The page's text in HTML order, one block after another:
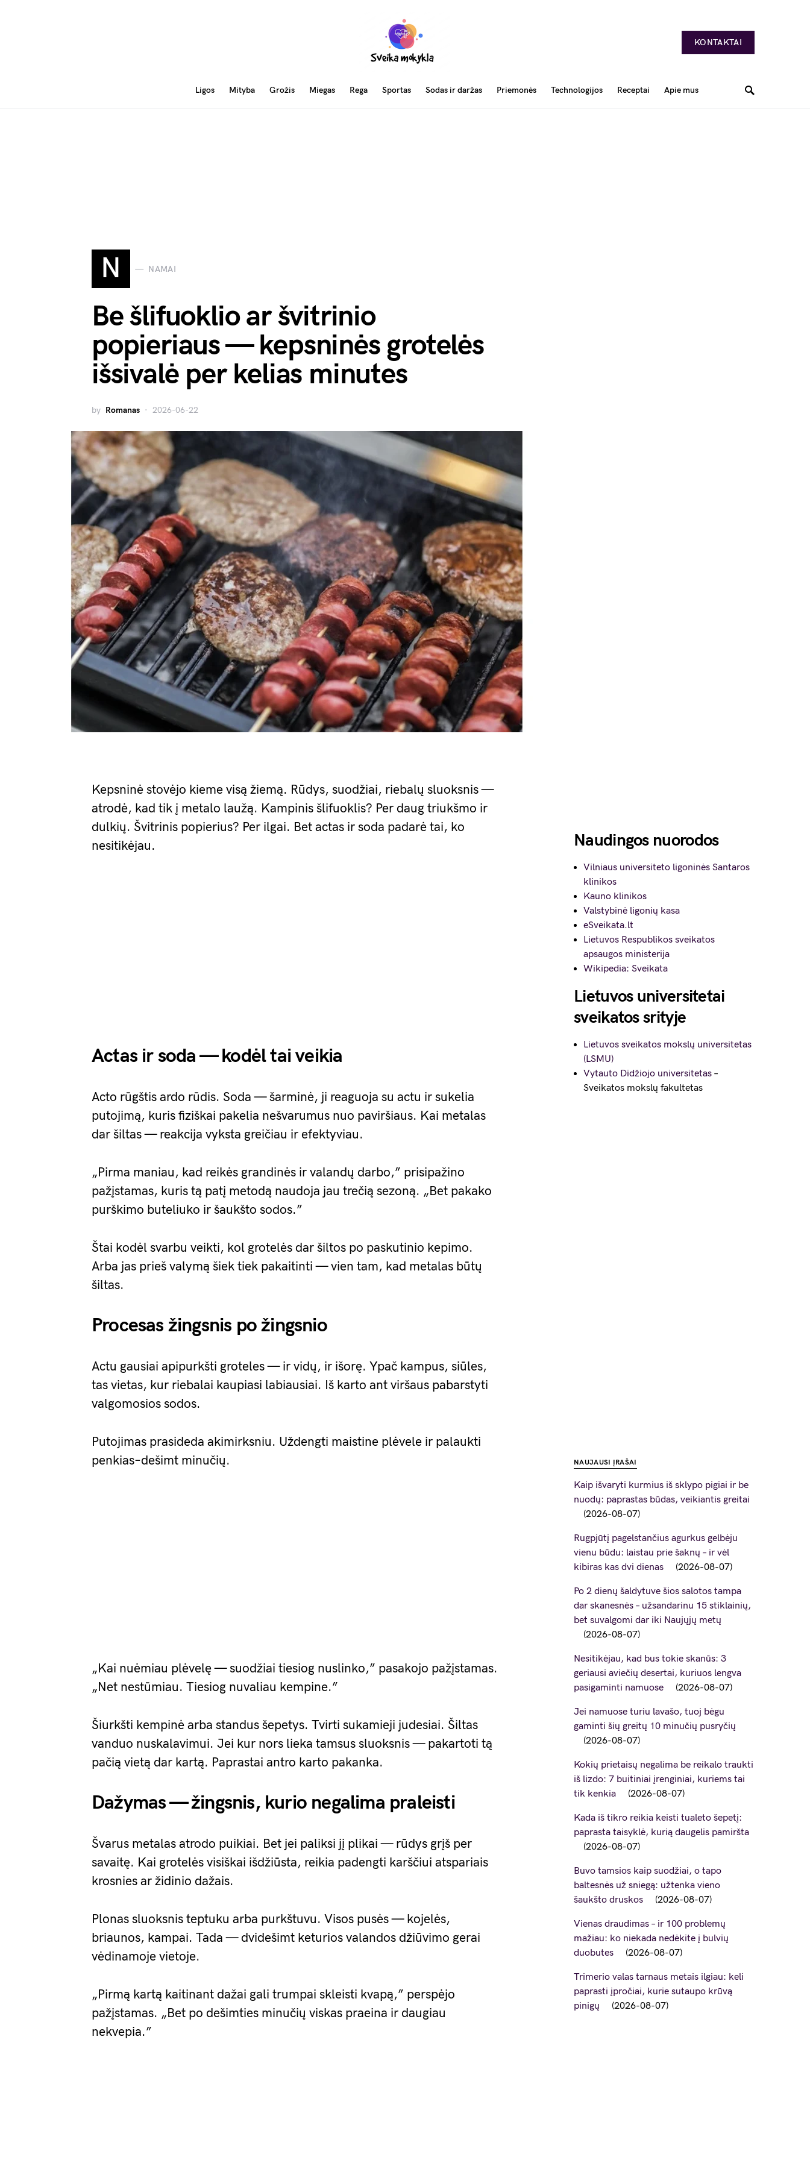
KONTAKTAI
Ligos Mityba Grožis Miegas Rega Sportas Sodas ir daržas Priemonės Technologijos Receptai Apie mus
N NAMAI
Be šlifuoklio ar švitrinio
popieriaus — kepsninės grotelės
išsivalė per kelias minutes
by Romanas 2026-06-22
Kepsninė stovėjo kieme visą žiemą. Rūdys, suodžiai, riebalų sluoksnis —
atrodė, kad tik į metalo laužą. Kampinis šlifuoklis? Per daug triukšmo ir
dulkių. Švitrinis popierius? Per ilgai. Bet actas ir soda padarė tai, ko
nesitikėjau.
Actas ir soda — kodėl tai veikia
Acto rūgštis ardo rūdis. Soda — šarminė, ji reaguoja su actu ir sukelia
putojimą, kuris fiziškai pakelia nešvarumus nuo paviršiaus. Kai metalas
dar šiltas — reakcija vyksta greičiau ir efektyviau.
„Pirma maniau, kad reikės grandinės ir valandų darbo,” prisipažino
pažįstamas, kuris tą patį metodą naudoja jau trečią sezoną. „Bet pakako
purškimo buteliuko ir šaukšto sodos.”
Štai kodėl svarbu veikti, kol grotelės dar šiltos po paskutinio kepimo.
Arba jas prieš valymą šiek tiek pakaitinti — vien tam, kad metalas būtų
šiltas.
Procesas žingsnis po žingsnio
Actu gausiai apipurkšti groteles — ir vidų, ir išorę. Ypač kampus, siūles,
tas vietas, kur riebalai kaupiasi labiausiai. Iš karto ant viršaus pabarstyti
valgomosios sodos.
Putojimas prasideda akimirksniu. Uždengti maistine plėvele ir palaukti
penkias–dešimt minučių.
„Kai nuėmiau plėvelę — suodžiai tiesiog nuslinko,” pasakojo pažįstamas.
„Net nestūmiau. Tiesiog nuvaliau kempine.”
Šiurkšti kempinė arba standus šepetys. Tvirti sukamieji judesiai. Šiltas
vanduo nuskalavimui. Jei kur nors lieka tamsus sluoksnis — pakartoti tą
pačią vietą dar kartą. Paprastai antro karto pakanka.
Dažymas — žingsnis, kurio negalima praleisti
Švarus metalas atrodo puikiai. Bet jei paliksi jį plikai — rūdys grįš per
savaitę. Kai grotelės visiškai išdžiūsta, reikia padengti karščiui atspariais
krosnies ar židinio dažais.
Plonas sluoksnis teptuku arba purkštuvu. Visos pusės — kojelės,
briaunos, kampai. Tada — dvidešimt keturios valandos džiūvimo gerai
vėdinamoje vietoje.
„Pirmą kartą kaitinant dažai gali trumpai skleisti kvapą,” perspėjo
pažįstamas. „Bet po dešimties minučių viskas praeina ir daugiau
nekvepia.”
Naudingos nuorodos
Vilniaus universiteto ligoninės Santaros
klinikos
Kauno klinikos
Valstybinė ligonių kasa
eSveikata.lt
Lietuvos Respublikos sveikatos
apsaugos ministerija
Wikipedia: Sveikata
Lietuvos universitetai
sveikatos srityje
Lietuvos sveikatos mokslų universitetas
(LSMU)
Vytauto Didžiojo universitetas –
Sveikatos mokslų fakultetas
NAUJAUSI ĮRAŠAI
Kaip išvaryti kurmius iš sklypo pigiai ir be
nuodų: paprastas būdas, veikiantis greitai
2026-08-07
Rugpjūtį pagelstančius agurkus gelbėju
vienu būdu: laistau prie šaknų – ir vėl
kibiras kas dvi dienas
2026-08-07
Po 2 dienų šaldytuve šios salotos tampa
dar skanesnės – užsandarinu 15 stiklainių,
bet suvalgomi dar iki Naujųjų metų
2026-08-07
Nesitikėjau, kad bus tokie skanūs: 3
geriausi aviečių desertai, kuriuos lengva
pasigaminti namuose
2026-08-07
Jei namuose turiu lavašo, tuoj bėgu
gaminti šių greitų 10 minučių pusryčių
2026-08-07
Kokių prietaisų negalima be reikalo traukti
iš lizdo: 7 buitiniai įrenginiai, kuriems tai
tik kenkia
2026-08-07
Kada iš tikro reikia keisti tualeto šepetį:
paprasta taisyklė, kurią daugelis pamiršta
2026-08-07
Buvo tamsios kaip suodžiai, o tapo
baltesnės už sniegą: užtenka vieno
šaukšto druskos
2026-08-07
Vienas draudimas – ir 100 problemų
mažiau: ko niekada nedėkite į bulvių
duobutes
2026-08-07
Trimerio valas tarnaus metais ilgiau: keli
paprasti įpročiai, kurie sutaupo krūvą
pinigų
2026-08-07